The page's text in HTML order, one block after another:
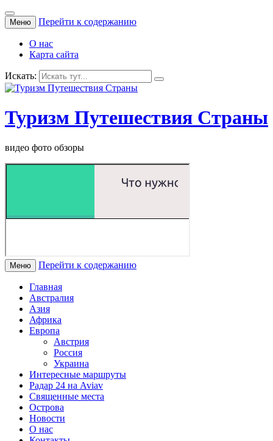
Меню Перейти к содержанию
О нас
Карта сайта
Искать:
Туризм Путешествия Страны
видео фото обзоры
Меню Перейти к содержанию
Главная
Австралия
Азия
Африка
Европа
Австрия
Россия
Украина
Интересные маршруты
Радар 24 на Aviav
Священные места
Острова
Новости
О нас